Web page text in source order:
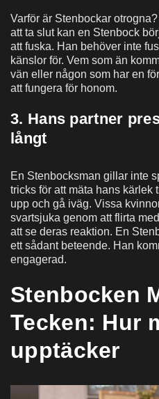
Varför är Stenbockar
att ta slut kan en Stenbock
att fuska. Han behöver inte
känslor för. Vem som än
vän eller någon som har en
att fungera för honom.
3. Hans partner
långt
En Stenbocksman gillar inte
tricks för att mäta hans kärlek
upp och gå iväg. Vissa
svartsjuka genom att flirta
att se deras reaktion. En
ett sådant beteende. Han
engagerad.
Stenbocken
Tecken: Hur
upptäcker